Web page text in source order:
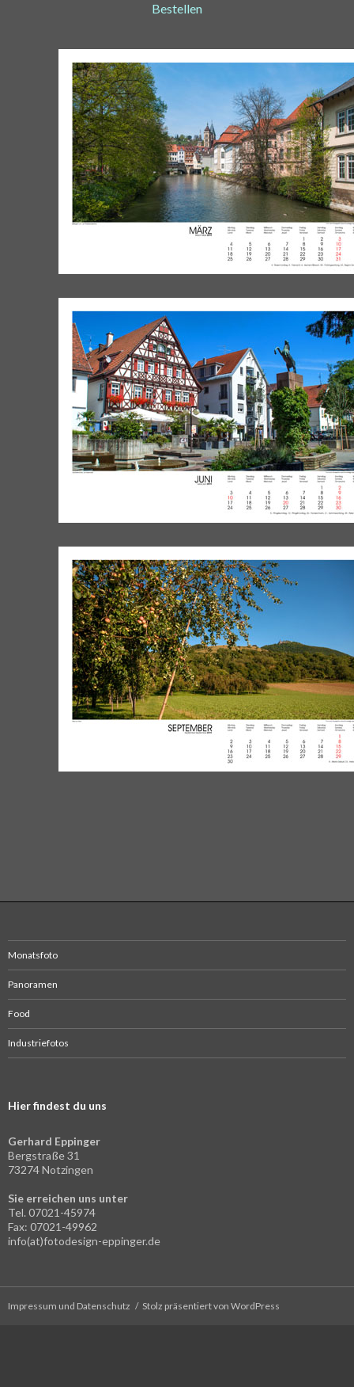
Bestellen
Monatsfoto
Panoramen
Food
Industriefotos
Hier findest du uns
Gerhard Eppinger
Bergstraße 31
73274 Notzingen
Sie erreichen uns unter
Tel. 07021-45974
Fax: 07021-49962
info(at)fotodesign-eppinger.de
Impressum und Datenschutz Stolz präsentiert von WordPress